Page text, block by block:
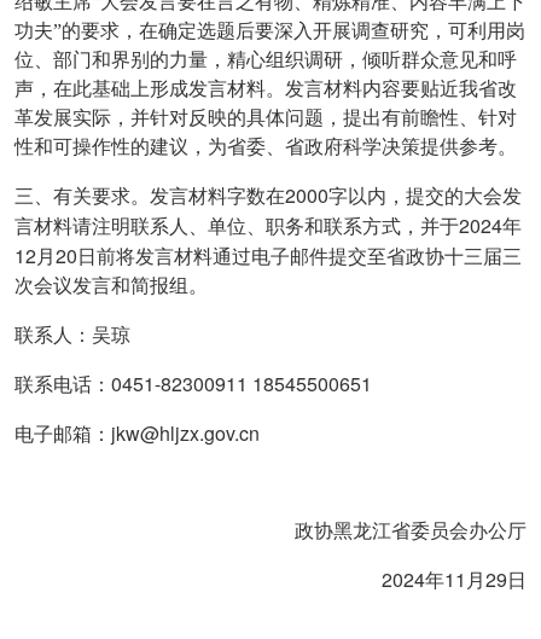
功夫”的要求，在确定选题后要深入开展调查研究，可利用岗
位、部门和界别的力量，精心组织调研，倾听群众意见和呼
声，在此基础上形成发言材料。发言材料内容要贴近我省改
革发展实际，并针对反映的具体问题，提出有前瞻性、针对
性和可操作性的建议，为省委、省政府科学决策提供参考。
三、有关要求。发言材料字数在2000字以内，提交的大会发
言材料请注明联系人、单位、职务和联系方式，并于2024年
12月 20 日前将发言材料通过电子邮件提交至省政协十三届三
次会议发言和简报组。
联系人：吴琼
联系电话： 0451-82300911 18545500651
电子邮箱： jkw@hljzx.gov.cn
政协黑龙江省委员会办公厅
2024年11 月 29 日